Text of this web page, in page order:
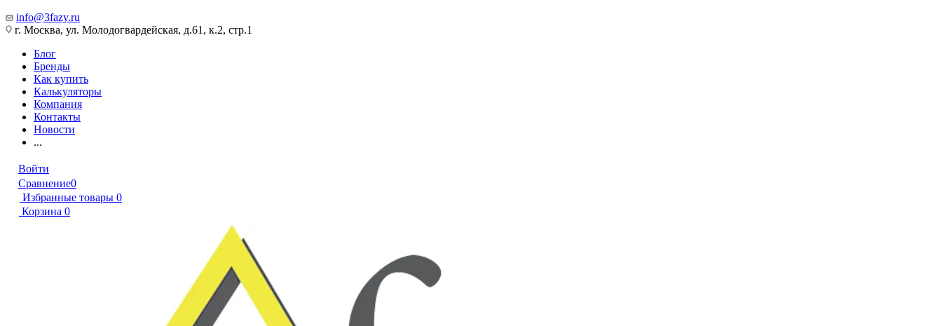
info@3fazy.ru
г. Москва, ул. Молодогвардейская, д.61, к.2, стр.1
Блог
Бренды
Как купить
Калькуляторы
Компания
Контакты
Новости
...
Войти
Сравнение0
Избранные товары 0
Корзина 0